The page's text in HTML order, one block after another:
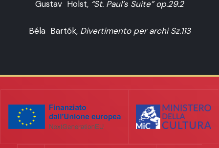
Gustav Holst, “St. Paul’s Suite” op.29.2
Béla Bartók, Divertimento per archi Sz.113